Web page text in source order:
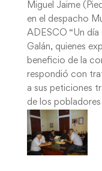
Miguel Jaime
en el despacho
ADESCO “Un día
Galán, quienes
beneficio de la
respondió con
a sus peticiones
de los